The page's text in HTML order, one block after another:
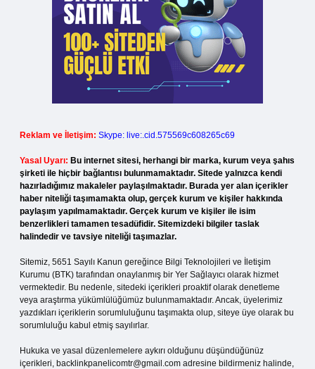
Reklam ve İletişim: Skype: live:.cid.575569c608265c69
Yasal Uyarı: Bu internet sitesi, herhangi bir marka, kurum veya şahıs
şirketi ile hiçbir bağlantısı bulunmamaktadır. Sitede yalnızca kendi
hazırladığımız makaleler paylaşılmaktadır. Burada yer alan içerikler
haber niteliği taşımamakta olup, gerçek kurum ve kişiler hakkında
paylaşım yapılmamaktadır. Gerçek kurum ve kişiler ile isim
benzerlikleri tamamen tesadüfidir. Sitemizdeki bilgiler taslak
halindedir ve tavsiye niteliği taşımazlar.
Sitemiz, 5651 Sayılı Kanun gereğince Bilgi Teknolojileri ve İletişim
Kurumu (BTK) tarafından onaylanmış bir Yer Sağlayıcı olarak hizmet
vermektedir. Bu nedenle, sitedeki içerikleri proaktif olarak denetleme
veya araştırma yükümlülüğümüz bulunmamaktadır. Ancak, üyelerimiz
yazdıkları içeriklerin sorumluluğunu taşımakta olup, siteye üye olarak bu
sorumluluğu kabul etmiş sayılırlar.
Hukuka ve yasal düzenlemelere aykırı olduğunu düşündüğünüz
içerikleri, backlinkpanelicomtr@gmail.com adresine bildirmeniz halinde,